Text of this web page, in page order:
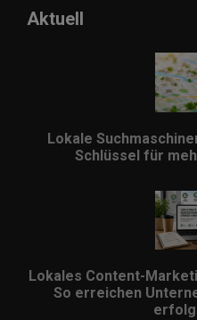
Aktuell
Lokale
Schlüssel für
Lokales Content-
So erreichen